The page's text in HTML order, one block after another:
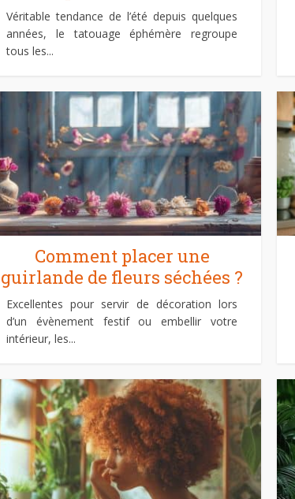
Véritable tendance de l’été depuis quelques
années, le tatouage éphémère regroupe
tous les...
Comment placer une
guirlande de fleurs séchées ?
Excellentes pour servir de décoration lors
d’un évènement festif ou embellir votre
intérieur, les...